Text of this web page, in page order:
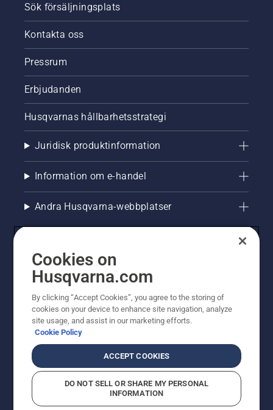
Sök försäljningsplats
Kontakta oss
Pressrum
Erbjudanden
Husqvarnas hållbarhetsstrategi
Juridisk produktinformation
Information om e-handel
Andra Husqvarna-webbplatser
© Husqvarna AB (publ). All rights reserved. Priserna
som visas är rekommenderade cirkapriser. Alla angivna
priser är rekommenderade försäljningspriser (inkl.
moms) om inte produkten är tillgänglig för direkt köp.
CookiepolicyAnvändningsvillkor Sekretessmeddelande
Företagsinformation
Cookies on
Husqvarna.com
By clicking “Accept Cookies”, you agree to the storing of
cookies on your device to enhance site navigation, analyze
site usage, and assist in our marketing efforts.
Cookie Policy
ACCEPT COOKIES
DO NOT SELL OR SHARE MY PERSONAL
INFORMATION